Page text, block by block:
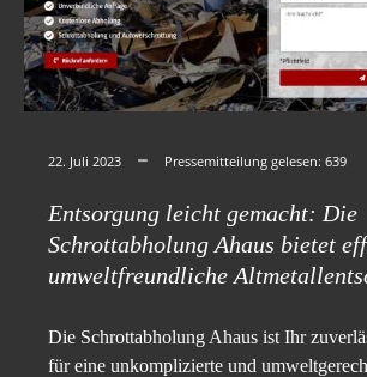
22. Juli 2023 Pressemitteilung gelesen: 639
Entsorgung leicht gemacht: Die
Schrottabholung Ahaus bietet
umweltfreundliche
Die Schrottabholung Ahaus ist Ihr
für eine unkomplizierte und